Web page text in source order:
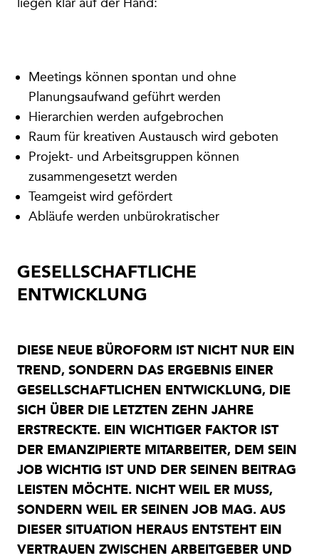
Meetings können spontan und ohne
Planungsaufwand geführt werden
Hierarchien werden aufgebrochen
Raum für kreativen Austausch wird geboten
Projekt- und Arbeitsgruppen können
zusammengesetzt werden
Teamgeist wird gefördert
Abläufe werden unbürokratischer
GESELLSCHAFTLICHE
ENTWICKLUNG
DIESE NEUE BÜROFORM IST NICHT NUR EIN
TREND, SONDERN DAS ERGEBNIS EINER
GESELLSCHAFTLICHEN ENTWICKLUNG, DIE
SICH ÜBER DIE LETZTEN ZEHN JAHRE
ERSTRECKTE. EIN WICHTIGER FAKTOR IST
DER EMANZIPIERTE MITARBEITER, DEM SEIN
JOB WICHTIG IST UND DER SEINEN BEITRAG
LEISTEN MÖCHTE. NICHT WEIL ER MUSS,
SONDERN WEIL ER SEINEN JOB MAG. AUS
DIESER SITUATION HERAUS ENTSTEHT EIN
VERTRAUEN ZWISCHEN ARBEITGEBER UND